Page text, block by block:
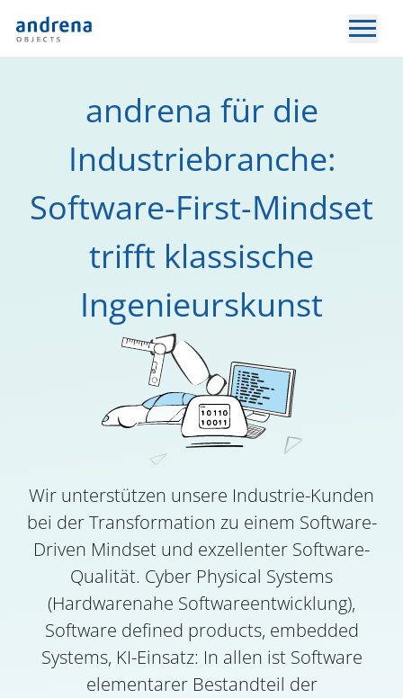
andrena für die
Industriebranche:
Software-First-Mindset
trifft klassische
Ingenieurskunst
Wir unterstützen unsere Industrie-Kunden
bei der Transformation zu einem Software-
Driven Mindset und exzellenter Software-
Qualität. Cyber Physical Systems
(Hardwarenahe Softwareentwicklung),
Software defined products, embedded
Systems, KI-Einsatz: In allen ist Software
elementarer Bestandteil der